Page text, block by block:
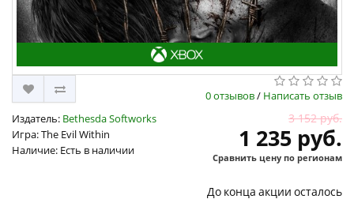
0 отзывов/ Написать отзыв
Издатель: Bethesda Softworks
Игра: The Evil Within
Наличие: Есть в наличии
3 152 руб.
1 235 руб.
Сравнить цену по регионам
До конца акции осталось